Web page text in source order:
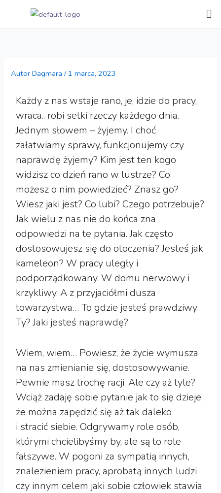
Autor Dagmara/ 1 marca, 2023
Każdy z nas wstaje rano, je, idzie do pracy,
wraca.. robi setki rzeczy każdego dnia.
Jednym słowem – żyjemy. I choć
załatwiamy sprawy, funkcjonujemy czy
naprawdę żyjemy? Kim jest ten kogo
widzisz co dzień rano w lustrze? Co
możesz o nim powiedzieć? Znasz go?
Wiesz jaki jest? Co lubi? Czego potrzebuje?
Jak wielu z nas nie do końca zna
odpowiedzi na te pytania. Jak często
dostosowujesz się do otoczenia? Jesteś jak
kameleon? W pracy uległy i
podporządkowany. W domu nerwowy i
krzykliwy. A z przyjaciółmi dusza
towarzystwa… To gdzie jesteś prawdziwy
Ty? Jaki jesteś naprawdę?
Wiem, wiem… Powiesz, że życie wymusza
na nas zmienianie się, dostosowywanie.
Pewnie masz trochę racji. Ale czy aż tyle?
Wciąż zadaję sobie pytanie jak to się dzieje,
że można zapędzić się aż tak daleko
i stracić siebie. Odgrywamy role osób,
którymi chcielibyśmy by, ale są to role
fałszywe. W pogoni za sympatią innych,
znalezieniem pracy, aprobatą innych ludzi
czy innym celem jaki sobie człowiek stawia